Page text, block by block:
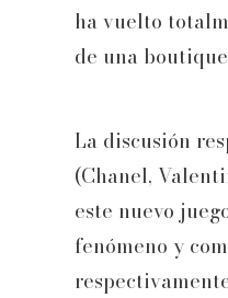
ha vuelto
de una
La discusión
(Chanel,
este nuevo
fenómeno y